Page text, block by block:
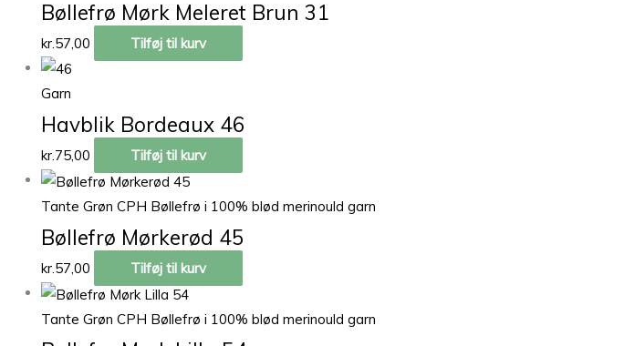
Bøllefrø Mørk Meleret Brun 31
kr. 57,00 Tilføj til kurv
Garn
Havblik Bordeaux 46
kr.75,00 Tilføj til kurv
Tante Grøn CPH Bøllefrø i 100% blød merinould garn
Bøllefrø Mørkerød 45
kr.57,00 Tilføj til kurv
Tante Grøn CPH Bøllefrø i 100% blød merinould garn